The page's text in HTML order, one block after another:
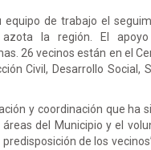
equipo de trabajo el
la región. El
26 vecinos están en el
Civil, Desarrollo Social,
y coordinación que ha
del Municipio y el
de los